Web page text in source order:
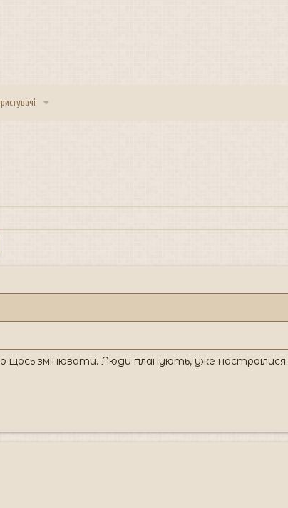
щось змінювати. Люди планують, уже настроїлися.